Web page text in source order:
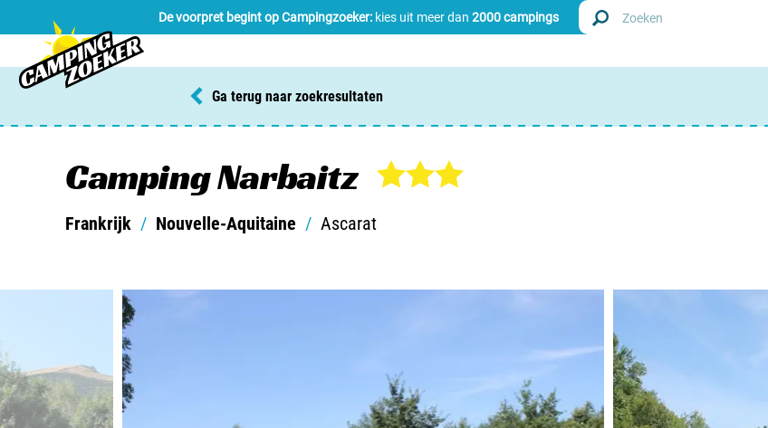
De voorpret begint op Campingzoeker: kies uit meer dan 2000 campings
Ga terug naar zoekresultaten
Camping Narbaitz
Frankrijk / Nouvelle-Aquitaine / Ascarat